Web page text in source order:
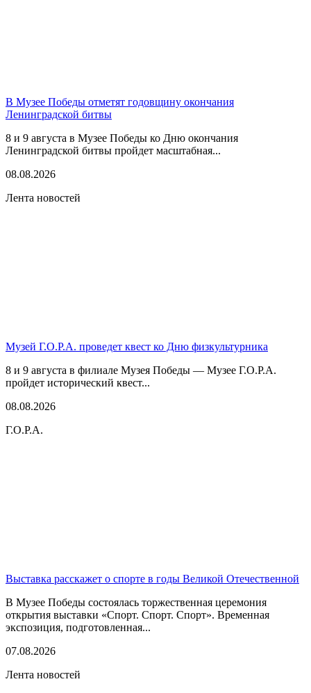
В Музее Победы отметят годовщину окончания
Ленинградской битвы
8 и 9 августа в Музее Победы ко Дню окончания
Ленинградской битвы пройдет масштабная...
08.08.2026
Лента новостей
Музей Г.О.Р.А. проведет квест ко Дню физкультурника
8 и 9 августа в филиале Музея Победы — Музее Г.О.Р.А.
пройдет исторический квест...
08.08.2026
Г.О.Р.А.
Выставка расскажет о спорте в годы Великой Отечественной
В Музее Победы состоялась торжественная церемония
открытия выставки «Спорт. Спорт. Спорт». Временная
экспозиция, подготовленная...
07.08.2026
Лента новостей